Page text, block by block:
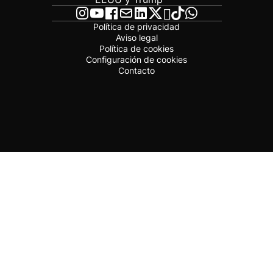
Política de privacidad
Aviso legal
Política de cookies
Configuración de cookies
Contacto